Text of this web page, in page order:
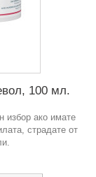
100 мл.
избор ако имате
страдате от